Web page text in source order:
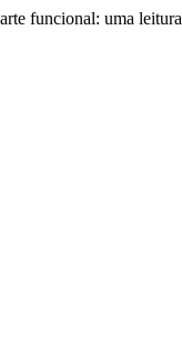
funcional: uma